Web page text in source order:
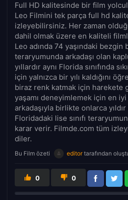
Full HD kalitesinde bir film
Leo Filmini tek parça full hd
izleyebilirsiniz. Her zaman
dahil olmak üzere en kaliteli
Leo adında 74 yaşındaki
teraryumunda arkadaşı olan
yıllardır aynı Florida sınıfında
için yalnızca bir yılı kaldığını
biraz renk katmak için harekete
yaşamı deneyimlemek için en
arkadaşıyla birlikte onlarca yıldır
Floridadaki lise sınıfı
karar verir. Filmde.com tüm
diler.
Bu Film özeti editortarafından
0 0